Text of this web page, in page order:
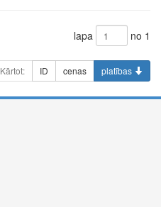
lapa no 1
Kārtot: ID cenas platības